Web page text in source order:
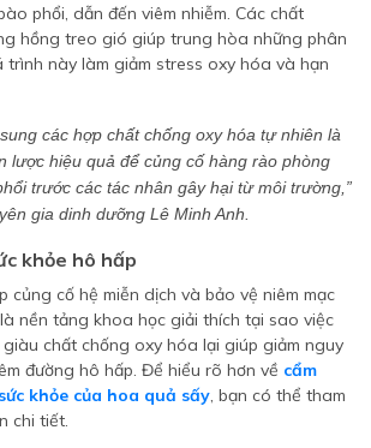
phổi, dẫn đến viêm nhiễm. Các chất
hồng treo gió giúp trung hòa những phân
trình này làm giảm stress oxy hóa và hạn
sung các hợp chất chống oxy hóa tự nhiên là
lược hiệu quả để củng cố hàng rào phòng
trước các tác nhân gây hại từ môi trường,”
gia dinh dưỡng Lê Minh Anh.
khỏe hô hấp
củng cố hệ miễn dịch và bảo vệ niêm mạc
nền tảng khoa học giải thích tại sao việc
chất chống oxy hóa lại giúp giảm nguy
đường hô hấp. Để hiểu rõ hơn về cẩm
khỏe của hoa quả sấy, bạn có thể tham
chi tiết.